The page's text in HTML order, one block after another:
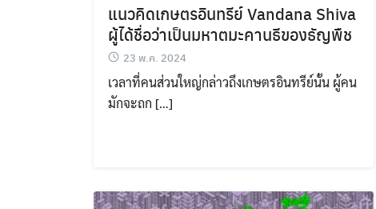
แนวคิดเกษตรอินทรีย์ Vandana Shiva
ผู้ได้ชื่อว่าเป็นมหาตมะคานธีของธัญพืช
23 พ.ค. 2024
เวลาที่คนส่วนใหญ่กล่าวถึงเกษตรอินทรีย์นั้น ผู้คน
มักจะถก […]